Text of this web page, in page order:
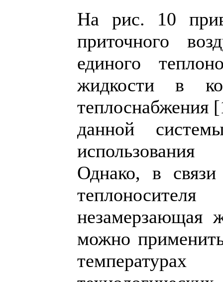
На рис. 10
приточного
единого
жидкости в
теплоснабжения
данной
Однако, в
незамерзающая
можно